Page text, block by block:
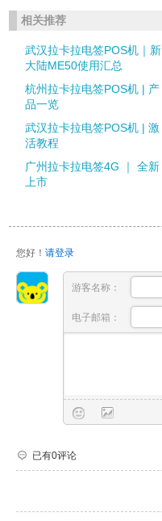
相关推荐
武汉拉卡拉电签POS机｜新
大陆ME50使用汇总
杭州拉卡拉电签POS机 | 产
品一览
武汉拉卡拉电签POS机 | 激
活教程
广州拉卡拉电签4G ｜ 全新
上市
您好！ 请登录
游客名称：
电子邮箱：
已有0评论